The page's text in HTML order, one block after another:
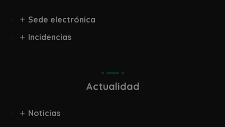
Sede electrónica
Incidencias
Actualidad
Noticias